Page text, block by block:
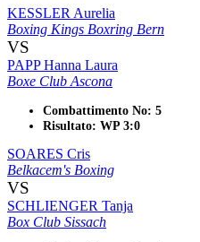
KESSLER Aurelia
Boxing Kings Boxring Bern
VS
PAPP Hanna Laura
Boxe Club Ascona
Combattimento No: 5
Risultato: WP 3:0
SOARES Cris
Belkacem's Boxing
VS
SCHLIENGER Tanja
Box Club Sissach